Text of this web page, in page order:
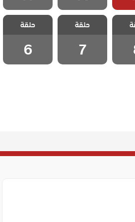
بيرم
8
مسلسل رحلة
الحب حاجي بيرم
ولي الحلقة 7
حلقة
7
مسلسل رحلة
الحب حاجي بيرم
ولي الحلقة 6
حلقة
6